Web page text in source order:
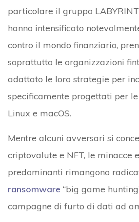
particolare il gruppo
hanno intensificato
contro il mondo finanziario,
soprattutto le organizzazioni
adattato le loro strategie per
specificamente progettati per
Linux e macOS.
Mentre alcuni avversari si
criptovalute e NFT, le minacce
predominanti rimangono
ransomware “big game
campagne di furto di dati ad